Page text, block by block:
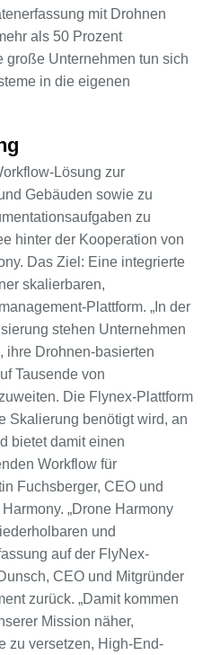
mit Drohnen
als 50 Prozent
große Unternehmen tun sich
in die eigenen
Lösung zur
Gebäuden sowie zu
zu
hinter der Kooperation von
Das Ziel: Eine integrierte
skalierbaren,
Plattform. „In der
stehen Unternehmen
ihre Drohnen-basierten
Tausende von
Die Flynex-Plattform
Skalierung benötigt wird, an
bietet damit einen
Workflow für
Fuchsberger, CEO und
„Drone Harmony
und
auf der FlyNex-
CEO und Mitgründer
zurück. „Damit kommen
Mission näher,
zu versetzen, High-End-